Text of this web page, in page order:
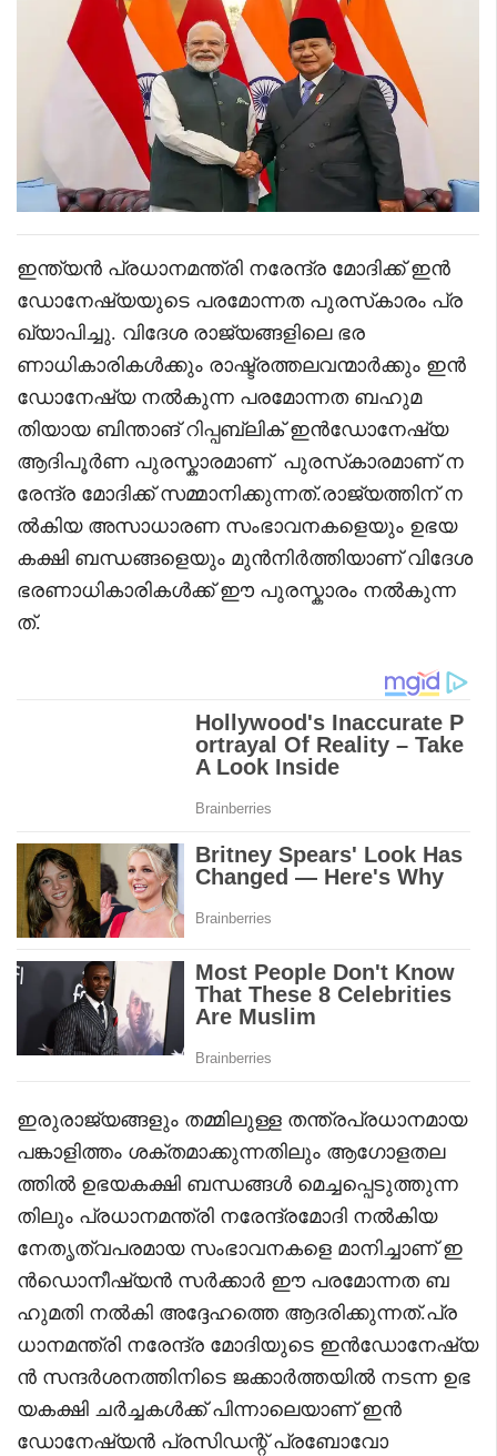
ഇന്ത്യൻ പ്രധാനമന്ത്രി നരേന്ദ്ര മോദിക്ക് ഇൻ
ഡോനേഷ്യയുടെ പരമോന്നത പുരസ്‌കാരം പ്ര
ഖ്യാപിച്ചു. വിദേശ രാജ്യങ്ങളിലെ ഭര
ണാധികാരികൾക്കും രാഷ്ട്രത്തലവന്മാർക്കും ഇൻ
ഡോനേഷ്യ നൽകുന്ന പരമോന്നത ബഹുമ
തിയായ ബിന്താങ് റിപ്പബ്ലിക് ഇൻഡോനേഷ്യ
ആദിപൂർണ പുരസ്കാരമാണ് പുരസ്‌കാരമാണ് ന
രേന്ദ്ര മോദിക്ക് സമ്മാനിക്കുന്നത്.രാജ്യത്തിന് ന
ൽകിയ അസാധാരണ സംഭാവനകളെയും ഉഭയ
ക‍ക്ഷി ബന്ധങ്ങളെയും മുൻനിർത്തിയാണ് വിദേശ
ഭരണാധികാരികൾക്ക് ഈ പുരസ്കാരം നൽകുന്ന
ത്.
ഇരുരാജ്യങ്ങളും തമ്മിലുള്ള തന്ത്രപ്രധാനമായ
പങ്കാളിത്തം ശക്തമാക്കുന്നതിലും ആഗോളതല
ത്തിൽ ഉഭയകക്ഷി ബന്ധങ്ങൾ മെച്ചപ്പെടുത്തുന്ന
തിലും പ്രധാനമന്ത്രി നരേന്ദ്രമോദി നൽകിയ
നേതൃത്വപരമായ സംഭാവനകളെ മാനിച്ചാണ് ഇ
ൻഡൊനീഷ്യൻ സർക്കാർ ഈ പരമോന്നത ബ
ഹുമതി നൽകി അദ്ദേഹത്തെ ആദരിക്കുന്നത്.പ്ര
ധാനമന്ത്രി നരേന്ദ്ര മോദിയുടെ ഇൻഡോനേഷ്യ
ൻ സന്ദർശനത്തിനിടെ ജക്കാർത്തയിൽ നടന്ന ഉഭ
യകക്ഷി ചർച്ചകൾക്ക് പിന്നാലെയാണ് ഇൻ
ഡോനേഷ്യൻ പ്രസിഡന്റ് പ്രബോവോ